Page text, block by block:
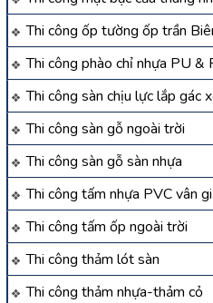
Thi công ốp tường ốp trần
Thi công phào chỉ nhựa PU &
Thi công sàn chịu lực lắp gác
Thi công sàn gỗ ngoài trời
Thi công sàn gỗ sàn nhựa
Thi công tấm nhựa PVC vân
Thi công tấm ốp ngoài trời
Thi công thảm lót sàn
Thi công thảm nhựa-thảm cỏ